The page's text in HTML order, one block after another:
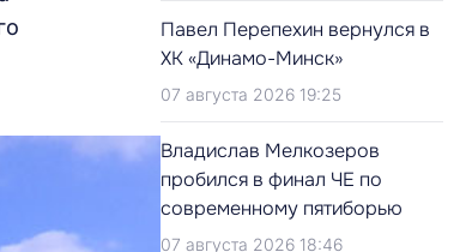
Павел Перепехин вернулся в
ХК «Динамо-Минск»
07 августа 2026 19:25
Владислав Мелкозеров
пробился в финал ЧЕ по
современному пятиборью
07 августа 2026 18:46